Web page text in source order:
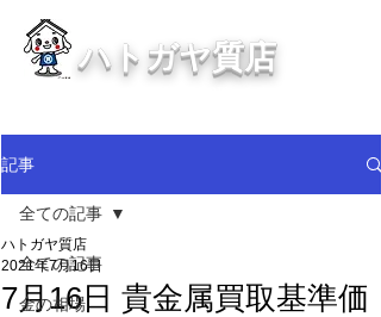
ハトガヤ質店
記事
全ての記事
金の相場
全ての記事
7月16日 貴金属買取基準価
ハトガヤ質店
2021年7月16日